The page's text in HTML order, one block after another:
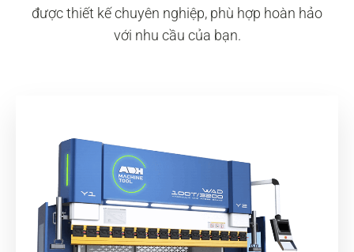
được thiết kế chuyên nghiệp, phù hợp hoàn hảo
với nhu cầu của bạn.